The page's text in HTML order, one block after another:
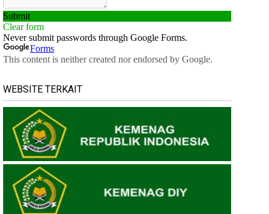
WEBSITE TERKAIT